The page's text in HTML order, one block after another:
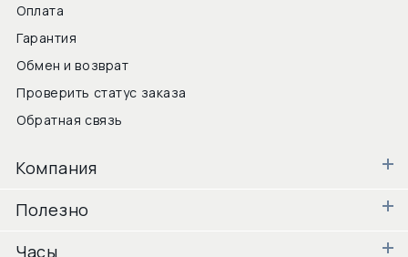
Оплата
Гарантия
Обмен и возврат
Проверить статус заказа
Обратная связь
Компания
Полезно
Часы